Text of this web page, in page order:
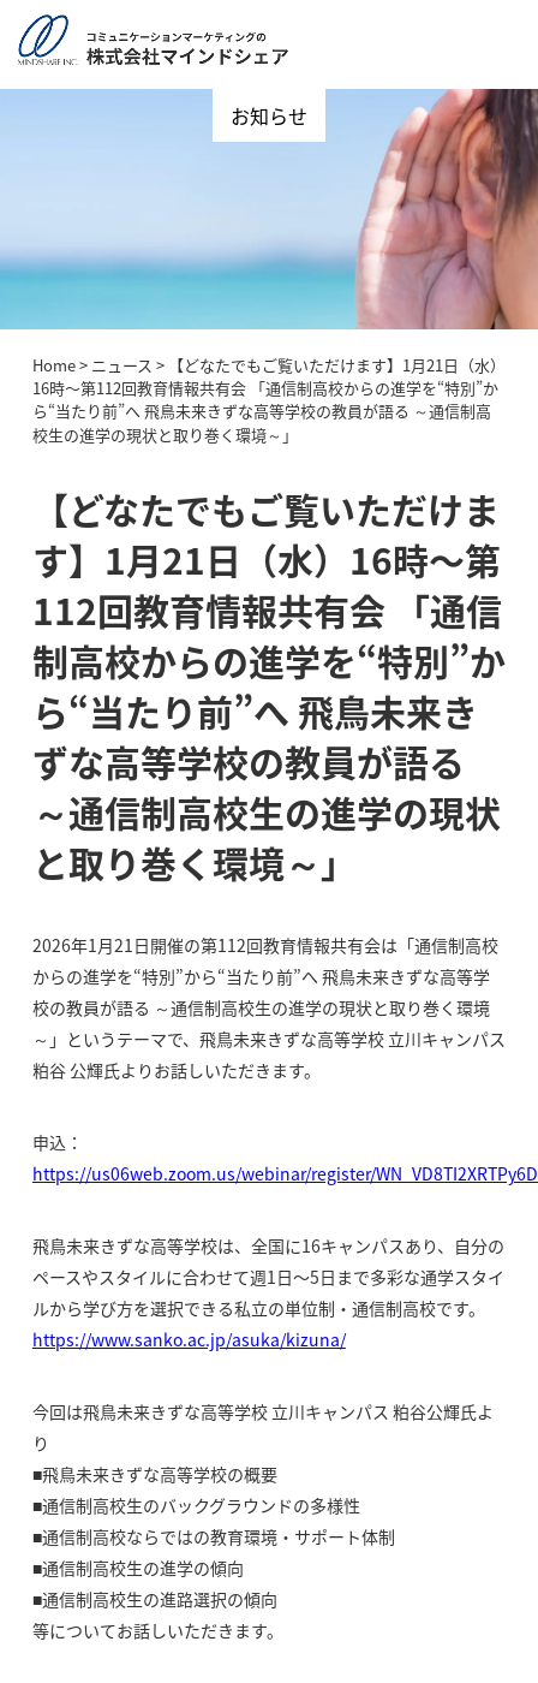
お知らせ
Home> ニュース > 【どなたでもご覧いただけます】1月21日（水）
16時〜第112回教育情報共有会 「通信制高校からの進学を“特別”か
ら“当たり前”へ 飛鳥未来きずな高等学校の教員が語る ～通信制高
校生の進学の現状と取り巻く環境～」
【どなたでもご覧いただけま
す】1月21日（水）16時〜第
112回教育情報共有会 「通信
制高校からの進学を“特別”か
ら“当たり前”へ 飛鳥未来き
ずな高等学校の教員が語る
～通信制高校生の進学の現状
と取り巻く環境～」
2026年1月21日開催の第112回教育情報共有会は「通信制高校
からの進学を“特別”から“当たり前”へ 飛鳥未来きずな高等学
校の教員が語る ～通信制高校生の進学の現状と取り巻く環境
～」というテーマで、飛鳥未来きずな高等学校 立川キャンパス
粕谷 公輝氏よりお話しいただきます。
申込：
https://us06web.zoom.us/webinar/register/
飛鳥未来きずな高等学校は、全国に16キャンパスあり、自分の
ペースやスタイルに合わせて週1日〜5日まで多彩な通学スタイ
ルから学び方を選択できる私立の単位制・通信制高校です。
https://www.sanko.ac.jp/asuka/kizuna/
今回は飛鳥未来きずな高等学校 立川キャンパス 粕谷公輝氏よ
り
■飛鳥未来きずな高等学校の概要
■通信制高校生のバックグラウンドの多様性
■通信制高校ならではの教育環境・サポート体制
■通信制高校生の進学の傾向
■通信制高校生の進路選択の傾向
等についてお話しいただきます。